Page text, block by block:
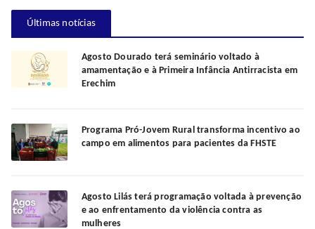
Últimas notícias
Agosto Dourado terá seminário voltado à
amamentação e à Primeira Infância Antirracista em
Erechim
Programa Pró-Jovem Rural transforma incentivo ao
campo em alimentos para pacientes da FHSTE
Agosto Lilás terá programação voltada à prevenção
e ao enfrentamento da violência contra as
mulheres